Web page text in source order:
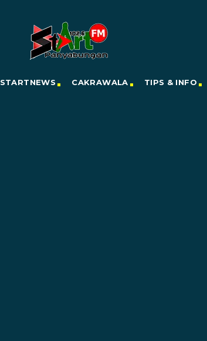
STARTNEWS CAKRAWALA TIPS & INFO